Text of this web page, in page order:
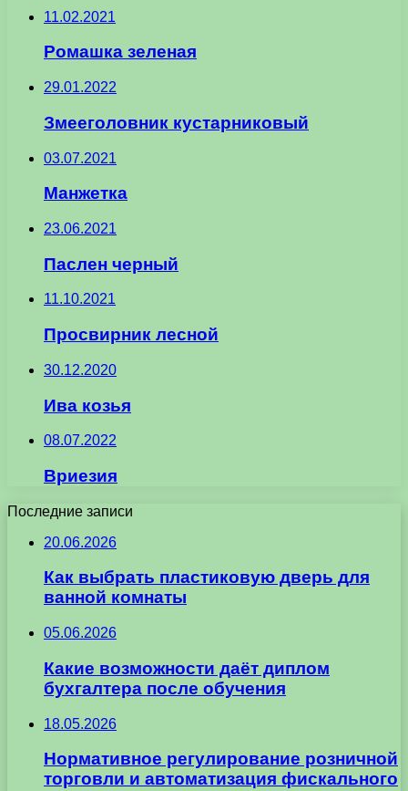
11.02.2021
Ромашка зеленая
29.01.2022
Змееголовник кустарниковый
03.07.2021
Манжетка
23.06.2021
Паслен черный
11.10.2021
Просвирник лесной
30.12.2020
Ива козья
08.07.2022
Вриезия
Последние записи
20.06.2026
Как выбрать пластиковую дверь для
ванной комнаты
05.06.2026
Какие возможности даёт диплом
бухгалтера после обучения
18.05.2026
Нормативное регулирование розничной
торговли и автоматизация фискального